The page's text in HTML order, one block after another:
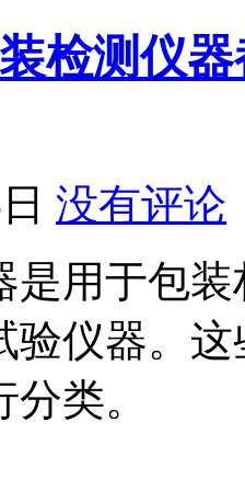
检测仪
没有评论
是用于包
验仪器。
类。